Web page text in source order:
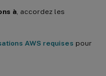
à , accordez les
AWS requises pour